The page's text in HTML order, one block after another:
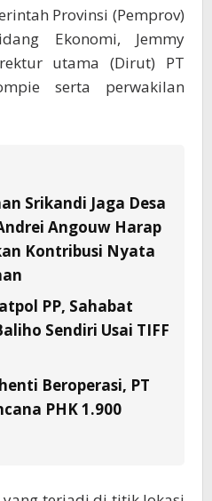
Provinsi (Pemprov)
Ekonomi, Jemmy
utama (Dirut) PT
serta perwakilan
Srikandi Jaga Desa
Angouw Harap
Kontribusi Nyata
PP, Sahabat
Sendiri Usai TIFF
Beroperasi, PT
PHK 1.900